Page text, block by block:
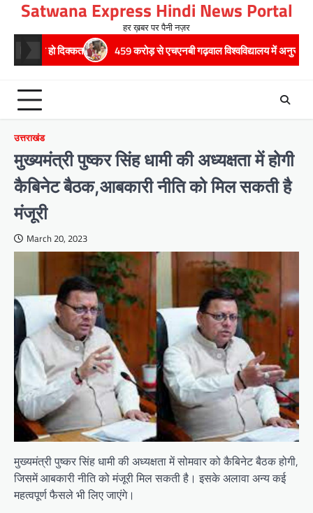
content
Satwana Express Hindi News Portal
हर ख़बर पर पैनी नज़र
459 करोड़ से एचएनबी गढ़वाल विश्वविद्यालय में अनुसंधान संरचना होगी
उत्तराखंड
मुख्यमंत्री पुष्कर सिंह धामी की अध्यक्षता में होगी
कैबिनेट बैठक,आबकारी नीति को मिल सकती है
मंजूरी
March 20, 2023
मुख्यमंत्री पुष्कर सिंह धामी की अध्यक्षता में सोमवार को कैबिनेट बैठक होगी,
जिसमें आबकारी नीति को मंजूरी मिल सकती है। इसके अलावा अन्य कई
महत्वपूर्ण फैसले भी लिए जाएंगे।